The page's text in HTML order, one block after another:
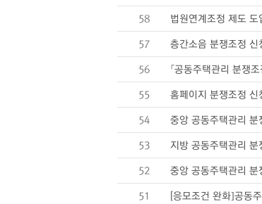
58 법원연계조정 제도 도
57 층간소음 분쟁조정 신
56 「공동주택관리 분쟁
55 홈페이지 분쟁조정 신
54 중앙 공동주택관리 분
53 지방 공동주택관리 분
52 중앙 공동주택관리 분
51 [응모조건 완화]공동